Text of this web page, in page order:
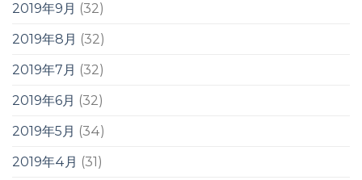
2019年9月 (32)
2019年8月 (32)
2019年7月 (32)
2019年6月 (32)
2019年5月 (34)
2019年4月 (31)